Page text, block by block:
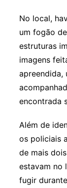
No local,
um fogão
estruturas
imagens
apreendida,
encontrada
Além de
os policiais
de mais
estavam no
fugir